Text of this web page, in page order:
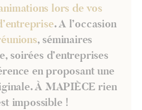
lors de vos
. A l’occasion
, séminaires
soirées d’entreprises
en proposant une
À MAPIÈCE rien
impossible !